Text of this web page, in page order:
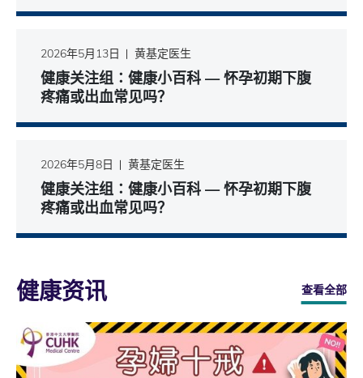
2026年5月13日 黄基定医生
健康关注组∶健康小百科 — 怀孕初期下腹
疼痛或出血常见吗？
2026年5月8日 黄基定医生
健康关注组∶健康小百科 — 怀孕初期下腹
疼痛或出血常见吗？
健康资讯 查看全部